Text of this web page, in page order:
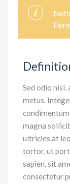
Here
Sed odio
metus.
condimentum
magna
ultricies at
tortor, ut
sapien, sit
consectetur